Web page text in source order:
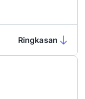
Ringkasan